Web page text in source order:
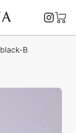
カ
B